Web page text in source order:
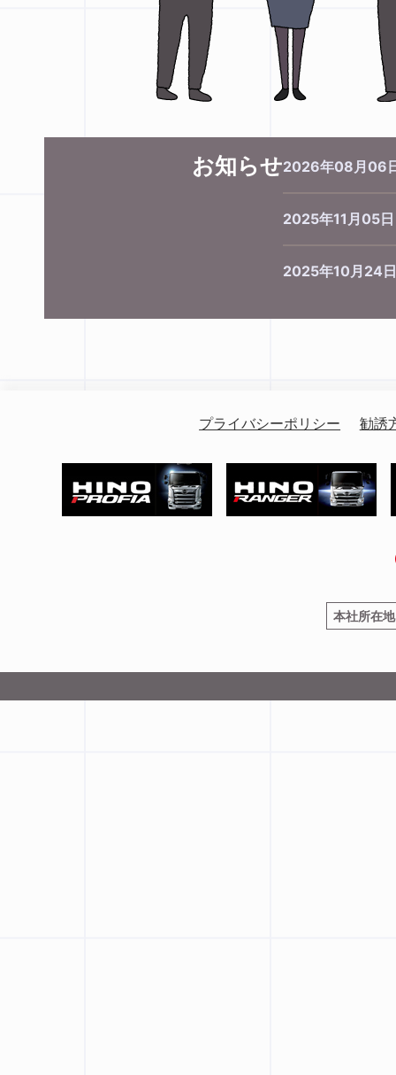
お知らせ2026年08月06
2025年11月05日
2025年10月24日
プライバシーポリシー 勧誘
本社所在地